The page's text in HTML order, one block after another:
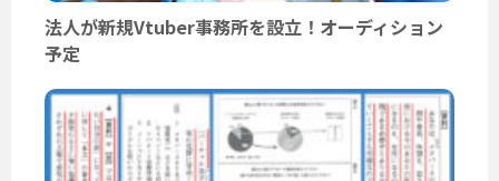
法人が新規Vtuber事務所を設立！オーディション
予定